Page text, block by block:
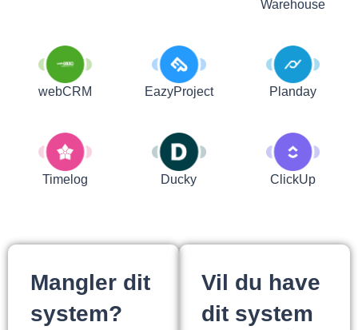
Warehouse
webCRM EazyProject Planday
Timelog Ducky ClickUp
Mangler dit
system?
Vil du have
dit system